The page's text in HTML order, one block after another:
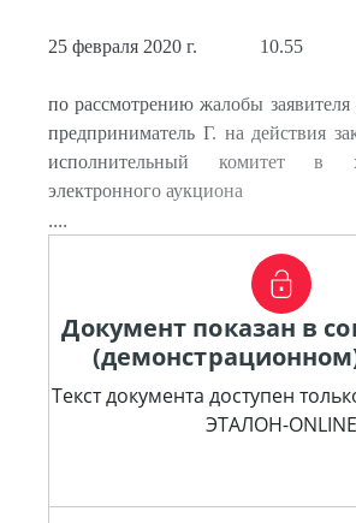
25 февраля 2020 г. 10.55
по рассмотрению жалобы
предприниматель Г. на действия
исполнительный комитет в
электронного аукциона
....
Документ показан в
Текст документа доступен
ЭТАЛОН-ONLINE